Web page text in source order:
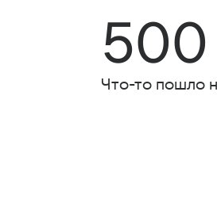
500
Что-то пошло